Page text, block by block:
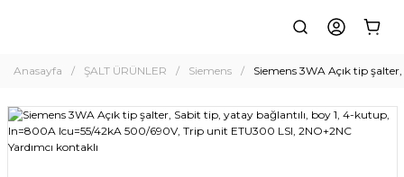
Anasayfa ŞALT ÜRÜNLER Siemens Siemens 3WA Açık tip